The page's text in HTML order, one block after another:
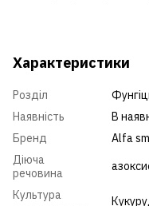
Характеристики
Розділ
Наявність
В
Бренд
Alfa
Діюча
речовина
Культура